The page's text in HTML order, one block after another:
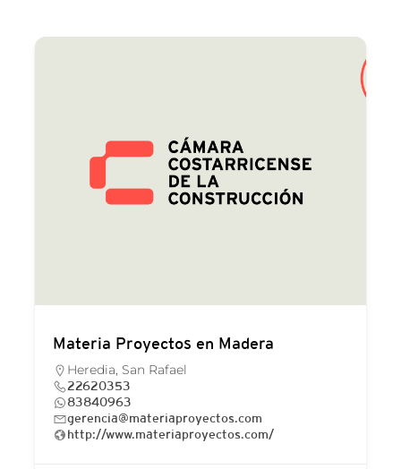
Materia Proyectos en Madera
Heredia, San Rafael
22620353
83840963
gerencia@materiaproyectos.com
http://www.materiaproyectos.com/